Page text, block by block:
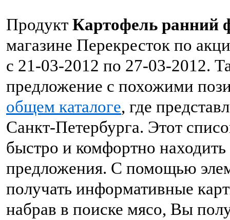
Продукт Картофель ранний
магазине Перекресток по
с 21-03-2012 по 27-03-2012.
предложение с похожими
общем каталоге, где
Санкт-Петербурга. Этот
быстро и комфортно
предложения. С помощью
получать информативные
набрав в поиске мясо, Вы